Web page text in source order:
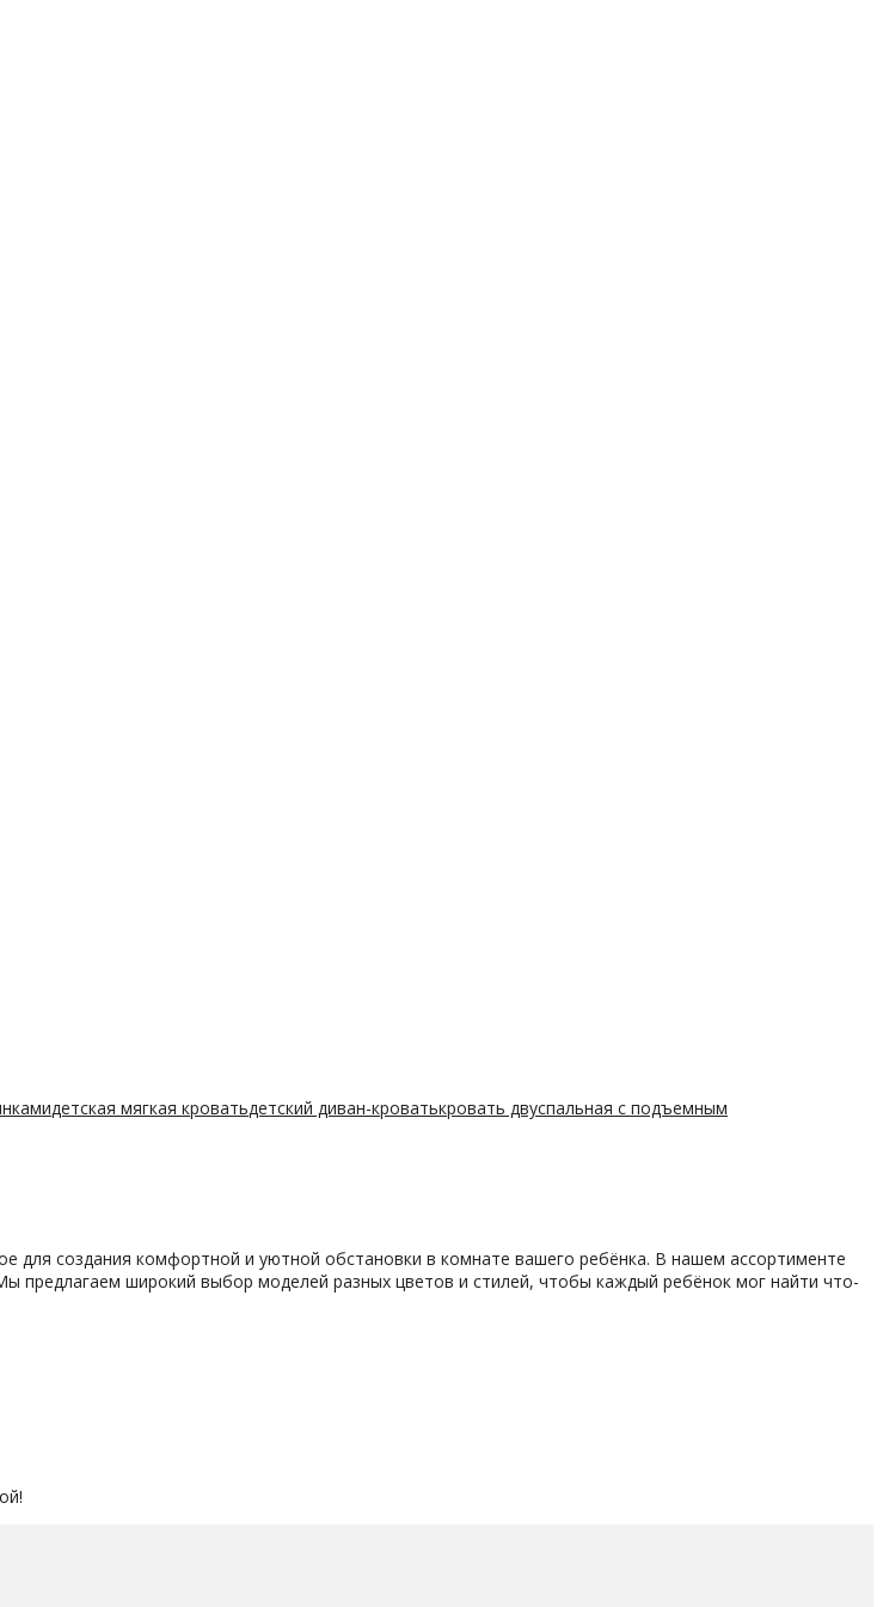
детская мягкая кроватьдетский диван-кроватькровать двуспальная с подъемным
для создания комфортной и уютной обстановки в комнате вашего ребёнка. В нашем ассортименте
предлагаем широкий выбор моделей разных цветов и стилей, чтобы каждый ребёнок мог найти что-